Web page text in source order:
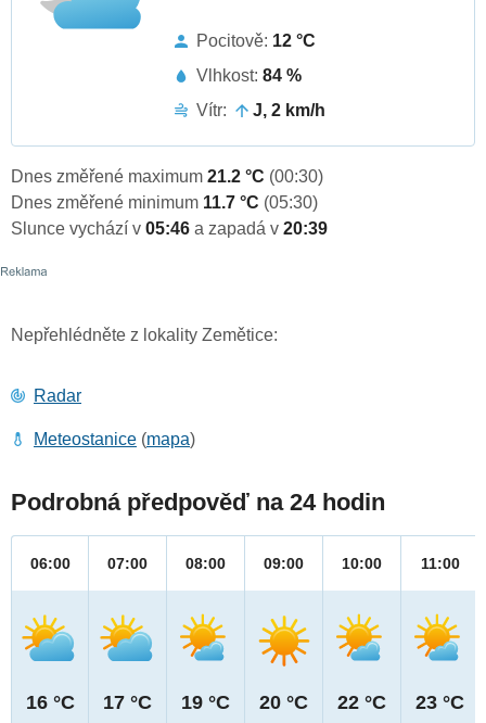
Pocitově: 12 °C
Vlhkost: 84 %
Vítr:
J, 2 km/h
Dnes změřené maximum 21.2 °C (00:30)
Dnes změřené minimum 11.7 °C (05:30)
Slunce vychází v 05:46 a zapadá v 20:39
Nepřehlédněte z lokality Zemětice:
Radar
Meteostanice (mapa)
Podrobná předpověď na 24 hodin
06:00
16 °C
07:00
17 °C
08:00
19 °C
09:00
20 °C
10:00
22 °C
11:00
23 °C